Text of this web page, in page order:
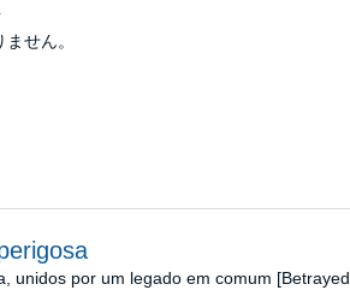
せん。
unidos por um legado em comum [Betrayed